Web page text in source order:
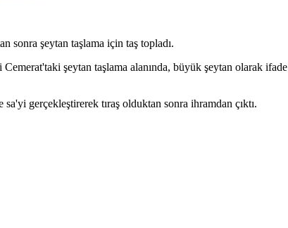
sonra şeytan taşlama için taş topladı.
şeytan taşlama alanında, büyük şeytan olarak ifade
gerçekleştirerek tıraş olduktan sonra ihramdan çıktı.